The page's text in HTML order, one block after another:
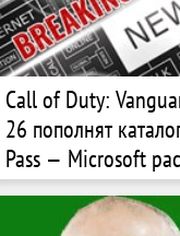
Call of Duty:
26 пополнят
Pass — Microsoft
ближайших